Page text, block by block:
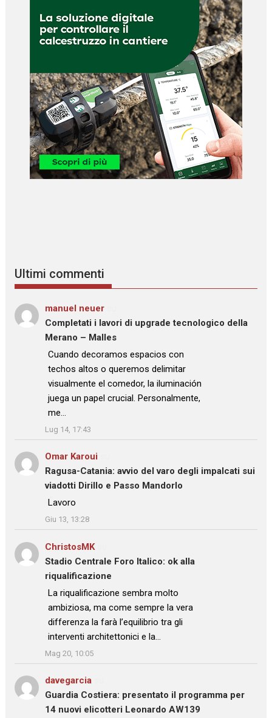
Ultimi commenti
manuel neuer
Completati i lavori di upgrade tecnologico della
Merano – Malles
: “
Cuando decoramos espacios con
techos altos o queremos delimitar
visualmente el comedor, la iluminación
juega un papel crucial. Personalmente,
me…
”
Lug 14, 17:43
Omar Karoui
Ragusa-Catania: avvio del varo degli impalcati sui
viadotti Dirillo e Passo Mandorlo
: “Lavoro
”
Giu 13, 13:28
ChristosMKsu
Stadio Centrale Foro Italico: ok alla
riqualificazione
: “La riqualificazione sembra molto
ambiziosa, ma come sempre la vera
differenza la farà l’equilibrio tra gli
interventi architettonici e la…
”
Mag 20, 10:05
davegarcia
Guardia Costiera: presentato il programma per
14 nuovi elicotteri Leonardo AW139